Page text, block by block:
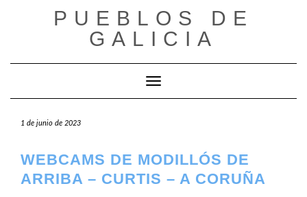
PUEBLOS DE
GALICIA
Cambiar modo de navegación
1 de junio de 2023
WEBCAMS DE MODILLÓS DE
ARRIBA – CURTIS – A CORUÑA